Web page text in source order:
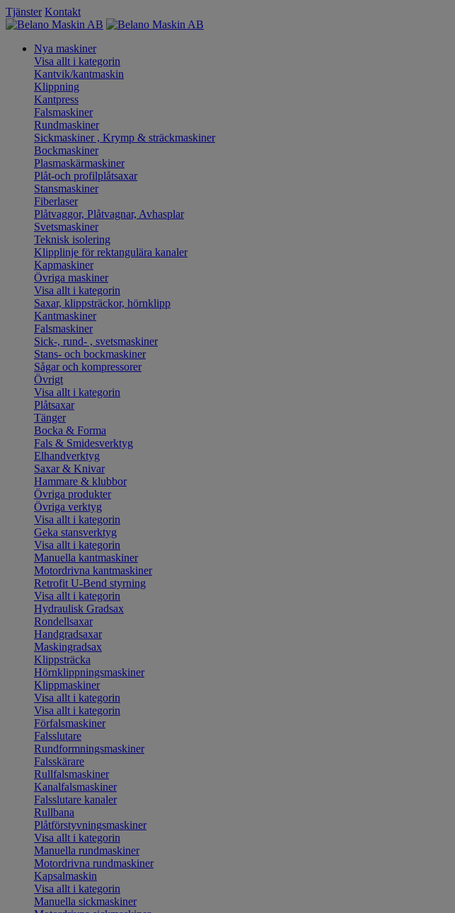
Tjänster Kontakt
Nya maskiner
Visa allt i kategorin
Kantvik/kantmaskin
Klippning
Kantpress
Falsmaskiner
Rundmaskiner
Sickmaskiner , Krymp & sträckmaskiner
Bockmaskiner
Plasmaskärmaskiner
Plåt-och profilplåtsaxar
Stansmaskiner
Fiberlaser
Plåtvaggor, Plåtvagnar, Avhasplar
Svetsmaskiner
Teknisk isolering
Klipplinje för rektangulära kanaler
Kapmaskiner
Övriga maskiner
Visa allt i kategorin
Saxar, klippsträckor, hörnklipp
Kantmaskiner
Falsmaskiner
Sick-, rund- , svetsmaskiner
Stans- och bockmaskiner
Sågar och kompressorer
Övrigt
Visa allt i kategorin
Plåtsaxar
Tänger
Bocka & Forma
Fals & Smidesverktyg
Elhandverktyg
Saxar & Knivar
Hammare & klubbor
Övriga produkter
Övriga verktyg
Visa allt i kategorin
Geka stansverktyg
Visa allt i kategorin
Manuella kantmaskiner
Motordrivna kantmaskiner
Retrofit U-Bend styrning
Visa allt i kategorin
Hydraulisk Gradsax
Rondellsaxar
Handgradsaxar
Maskingradsax
Klippsträcka
Hörnklippningsmaskiner
Klippmaskiner
Visa allt i kategorin
Visa allt i kategorin
Förfalsmaskiner
Falsslutare
Rundformningsmaskiner
Falsskärare
Rullfalsmaskiner
Kanalfalsmaskiner
Falsslutare kanaler
Rullbana
Plåtförstyvningsmaskiner
Visa allt i kategorin
Manuella rundmaskiner
Motordrivna rundmaskiner
Kapsalmaskin
Visa allt i kategorin
Manuella sickmaskiner